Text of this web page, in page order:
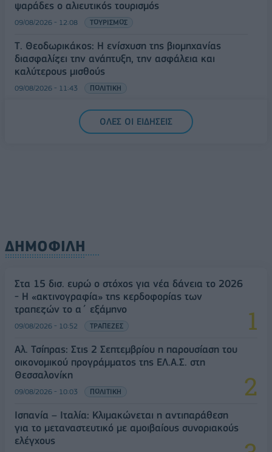
ψαράδες ο αλιευτικός τουρισμός
09/08/2026 - 12:08 ΤΟΥΡΙΣΜΟΣ
Τ. Θεοδωρικάκος: Η ενίσχυση της βιομηχανίας
διασφαλίζει την ανάπτυξη, την ασφάλεια και
καλύτερους μισθούς
09/08/2026 - 11:43 ΠΟΛΙΤΙΚΗ
Υπ. Μεταφορών: Οριστική λύση στο ζήτημα των
πινακίδων κυκλοφορίας - Τέλος στις χρονοβόρες
ΟΛΕΣ ΟΙ ΕΙΔΗΣΕΙΣ
ΔΗΜΟΦΙΛΗ
Στα 15 δισ. ευρώ ο στόχος για νέα δάνεια το 2026
- Η «ακτινογραφία» της κερδοφορίας των
τραπεζών το α΄ εξάμηνο
09/08/2026 - 10:52 ΤΡΑΠΕΖΕΣ
Αλ. Τσίπρας: Στις 2 Σεπτεμβρίου η παρουσίαση του
οικονομικού προγράμματος της ΕΛ.Α.Σ. στη
Θεσσαλονίκη
09/08/2026 - 10:03 ΠΟΛΙΤΙΚΗ
Ισπανία – Ιταλία: Κλιμακώνεται η αντιπαράθεση
για το μεταναστευτικό με αμοιβαίους συνοριακούς
ελέγχους